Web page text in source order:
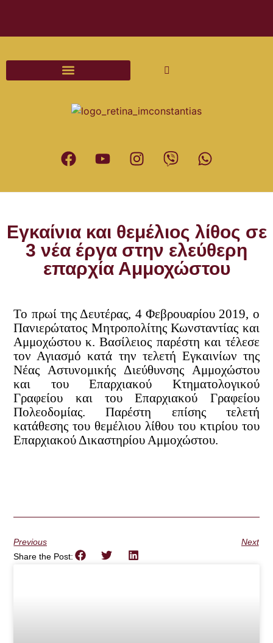
Εγκαίνια και θεμέλιος λίθος σε
3 νέα έργα στην ελεύθερη
επαρχία Αμμοχώστου
Το πρωί της Δευτέρας, 4 Φεβρουαρίου 2019, ο
Πανιερώτατος Μητροπολίτης Κωνσταντίας και
Αμμοχώστου κ. Βασίλειος παρέστη και τέλεσε
τον Αγιασμό κατά την τελετή Εγκαινίων της
Νέας Αστυνομικής Διεύθυνσης Αμμοχώστου
και του Επαρχιακού Κτηματολογικού
Γραφείου και του Επαρχιακού Γραφείου
Πολεοδομίας. Παρέστη επίσης τελετή
κατάθεσης του θεμέλιου λίθου του κτιρίου του
Επαρχιακού Δικαστηρίου Αμμοχώστου.
Previous
Next
Share the Post: